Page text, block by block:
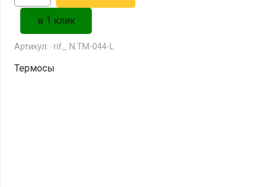
товара
Термос
мл.
в 1 клик
Артикул: rif_ N.TM-044-L
Термосы